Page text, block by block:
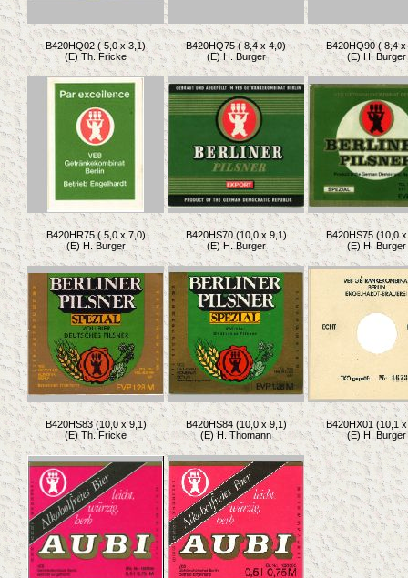
B420HQ02 ( 5,0 x 3,1)
(E) Th. Fricke
B420HQ75 ( 8,4 x 4,0)
(E) H. Burger
B420HQ90 ( 8,4 x
(E) H. Burger
B420HR75 ( 5,0 x 7,0)
(E) H. Burger
B420HS70 (10,0 x 9,1)
(E) H. Burger
B420HS75 (10,0
(E) H. Burger
B420HS83 (10,0 x 9,1)
(E) Th. Fricke
B420HS84 (10,0 x 9,1)
(E) H. Thomann
B420HX01 (10,1
(E) H. Burger